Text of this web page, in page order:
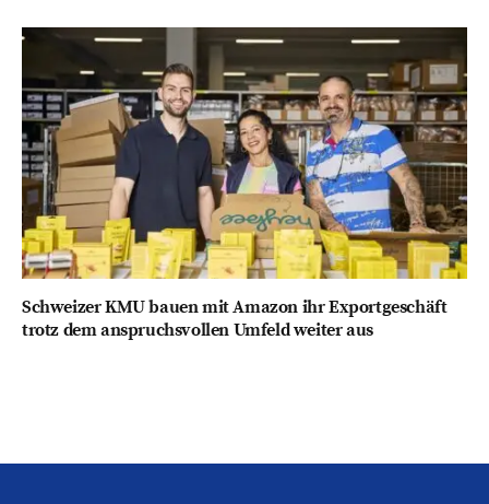
Schweizer KMU bauen mit Amazon ihr Exportgeschäft
trotz dem anspruchsvollen Umfeld weiter aus